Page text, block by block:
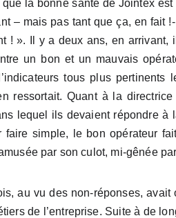
la bonne santé de Jointex
– mais pas tant que ça, en fait
! ». Il y a deux ans, en
un bon et un mauvais
tous plus
ressortait. Quant à la
lequel ils devaient répondre
faire simple, le bon opérateur
par son culot, mi-gênée
au vu des non-réponses,
de l’entreprise. Suite à de